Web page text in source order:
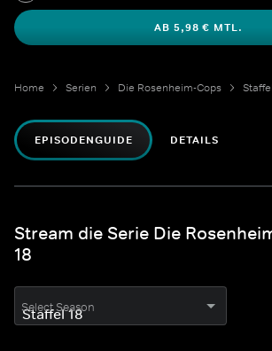
AB 5,98 € MTL.
Home Serien Die Rosenheim-Cops
EPISODENGUIDE DETAILS
Stream die Serie Die
18
Select Season